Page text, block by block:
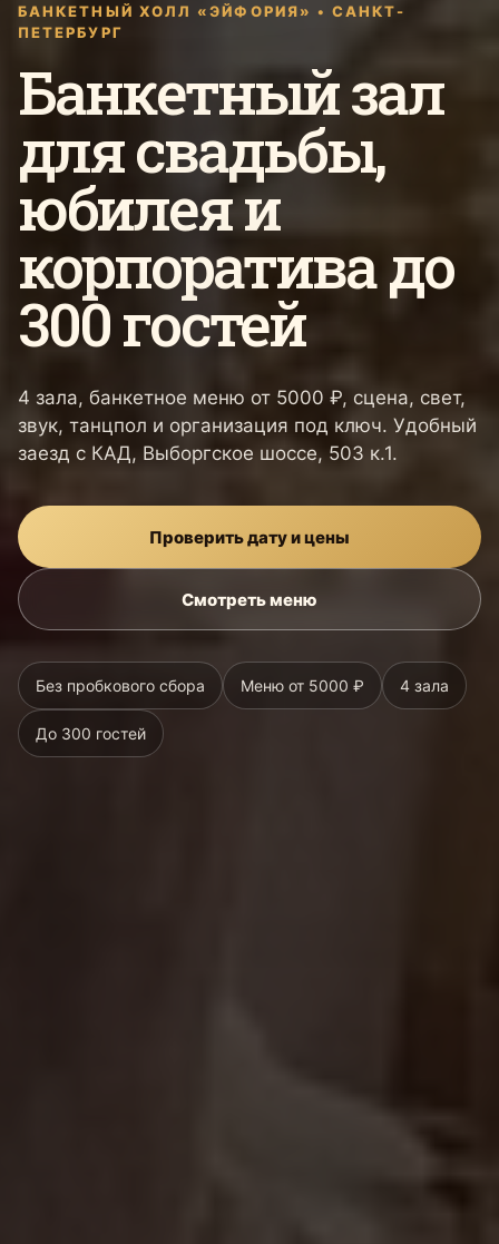
БАНКЕТНЫЙ ХОЛЛ «ЭЙФОРИЯ» • САНКТ-
ПЕТЕРБУРГ
Банкетный зал
для свадьбы,
юбилея и
корпоратива до
300 гостей
4 зала, банкетное меню от 5000 ₽, сцена, свет,
звук, танцпол и организация под ключ. Удобный
заезд с КАД, Выборгское шоссе, 503 к.1.
Проверить дату и цены
Смотреть меню
Без пробкового сбора Меню от 5000 ₽ 4 зала
До 300 гостей